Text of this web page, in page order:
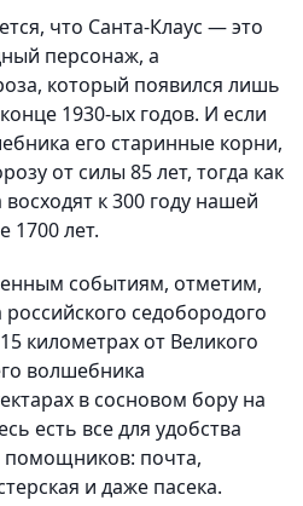
что Санта-Клаус — это
персонаж, а
который появился лишь
1930-ых годов. И если
его старинные корни,
от силы 85 лет, тогда как
к 300 году нашей
1700 лет.
событиям, отметим,
седобородого
километрах от Великого
волшебника
в сосновом бору на
есть все для удобства
помощников: почта,
и даже пасека.